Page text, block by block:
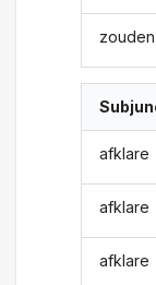
afklare
afklare
afklare